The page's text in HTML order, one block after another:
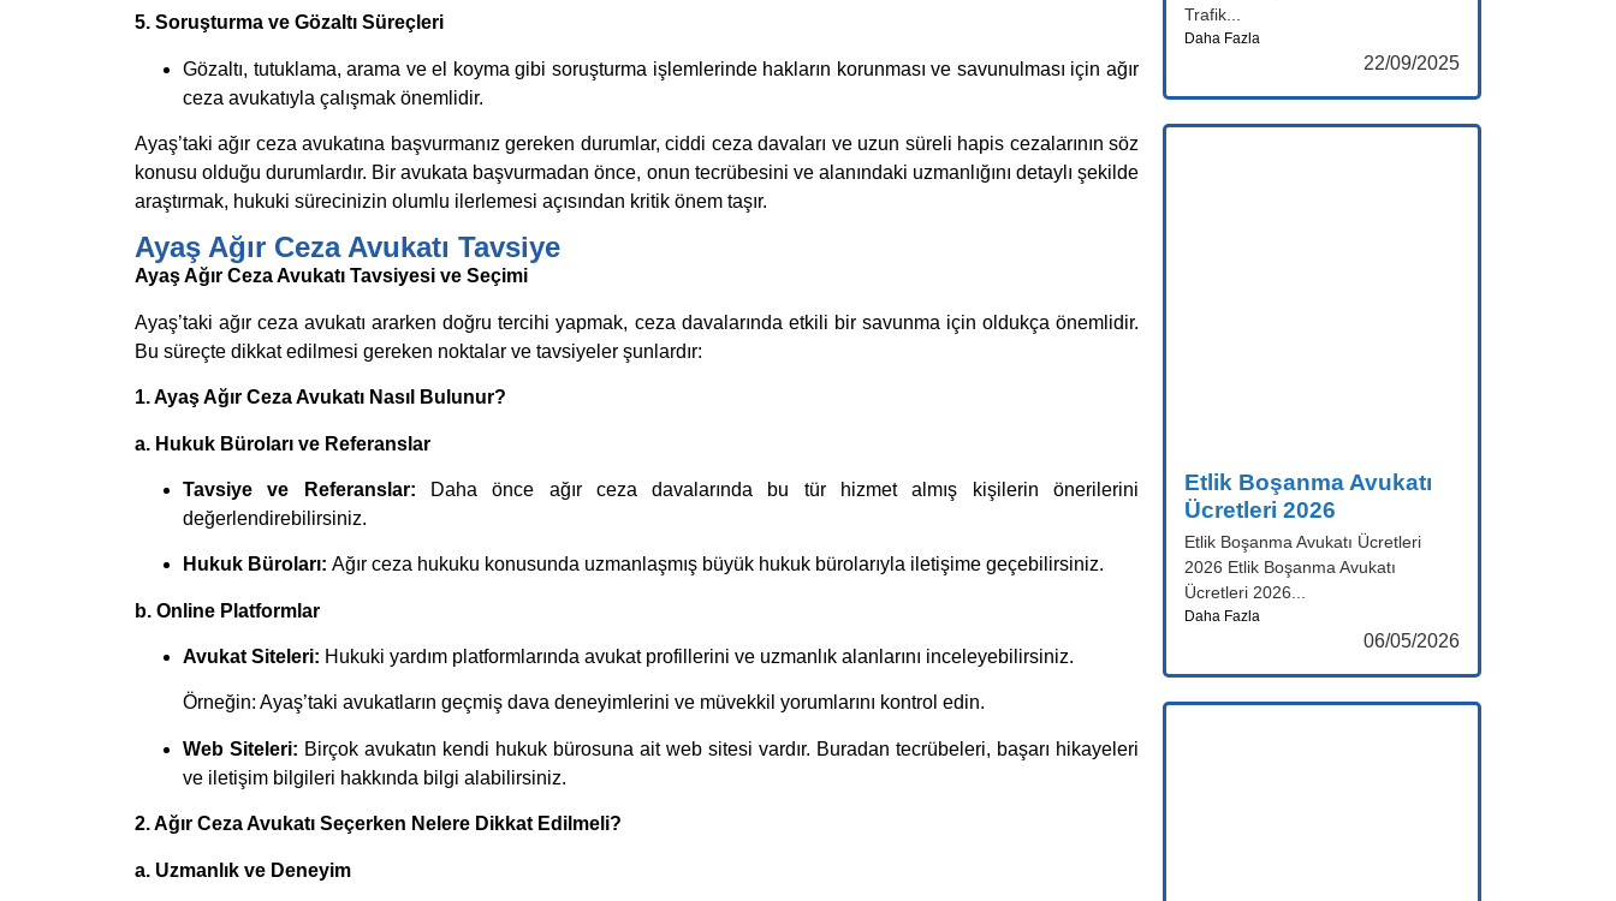
5. Soruşturma ve Gözaltı Süreçleri
Gözaltı, tutuklama, arama ve el koyma gibi soruşturma işlemlerinde hakların korunması ve savunulması için ağır
ceza avukatıyla çalışmak önemlidir.
Ayaş’taki ağır ceza avukatına başvurmanız gereken durumlar, ciddi ceza davaları ve uzun süreli hapis cezalarının söz
konusu olduğu durumlardır. Bir avukata başvurmadan önce, onun tecrübesini ve alanındaki uzmanlığını detaylı şekilde
araştırmak, hukuki sürecinizin olumlu ilerlemesi açısından kritik önem taşır.
Ayaş Ağır Ceza Avukatı Tavsiye
Ayaş Ağır Ceza Avukatı Tavsiyesi ve Seçimi
Ayaş’taki ağır ceza avukatı ararken doğru tercihi yapmak, ceza davalarında etkili bir savunma için oldukça önemlidir.
Bu süreçte dikkat edilmesi gereken noktalar ve tavsiyeler şunlardır:
1. Ayaş Ağır Ceza Avukatı Nasıl Bulunur?
a. Hukuk Büroları ve Referanslar
Tavsiye ve Referanslar:
Daha önce ağır ceza davalarında bu tür hizmet almış kişilerin önerilerini
değerlendirebilirsiniz.
Hukuk Büroları: Ağır ceza hukuku konusunda uzmanlaşmış büyük hukuk bürolarıyla iletişime geçebilirsiniz.
b. Online Platformlar
Avukat Siteleri: Hukuki yardım platformlarında avukat profillerini ve uzmanlık alanlarını inceleyebilirsiniz.
Örneğin: Ayaş’taki avukatların geçmiş dava deneyimlerini ve müvekkil yorumlarını kontrol edin.
Web Siteleri: Birçok avukatın kendi hukuk bürosuna ait web sitesi vardır. Buradan tecrübeleri, başarı hikayeleri
ve iletişim bilgileri hakkında bilgi alabilirsiniz.
2. Ağır Ceza Avukatı Seçerken Nelere Dikkat Edilmeli?
a. Uzmanlık ve Deneyim
Trafik...
Daha Fazla
22/09/2025
Etlik Boşanma Avukatı
Ücretleri 2026
Etlik Boşanma Avukatı Ücretleri
2026 Etlik Boşanma Avukatı
Ücretleri 2026...
Daha Fazla
06/05/2026